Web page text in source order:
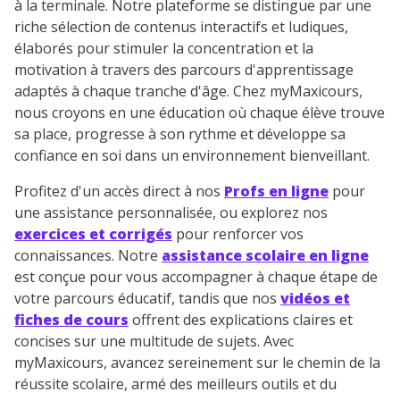
à la terminale. Notre plateforme se distingue par une
riche sélection de contenus interactifs et ludiques,
élaborés pour stimuler la concentration et la
motivation à travers des parcours d'apprentissage
adaptés à chaque tranche d'âge. Chez myMaxicours,
nous croyons en une éducation où chaque élève trouve
sa place, progresse à son rythme et développe sa
confiance en soi dans un environnement bienveillant.
Profitez d'un accès direct à nos Profs en ligne pour
une assistance personnalisée, ou explorez nos
exercices et corrigés pour renforcer vos
connaissances. Notre assistance scolaire en ligne
est conçue pour vous accompagner à chaque étape de
votre parcours éducatif, tandis que nos vidéos et
fiches de cours offrent des explications claires et
concises sur une multitude de sujets. Avec
myMaxicours, avancez sereinement sur le chemin de la
réussite scolaire, armé des meilleurs outils et du
consulternotre charte.